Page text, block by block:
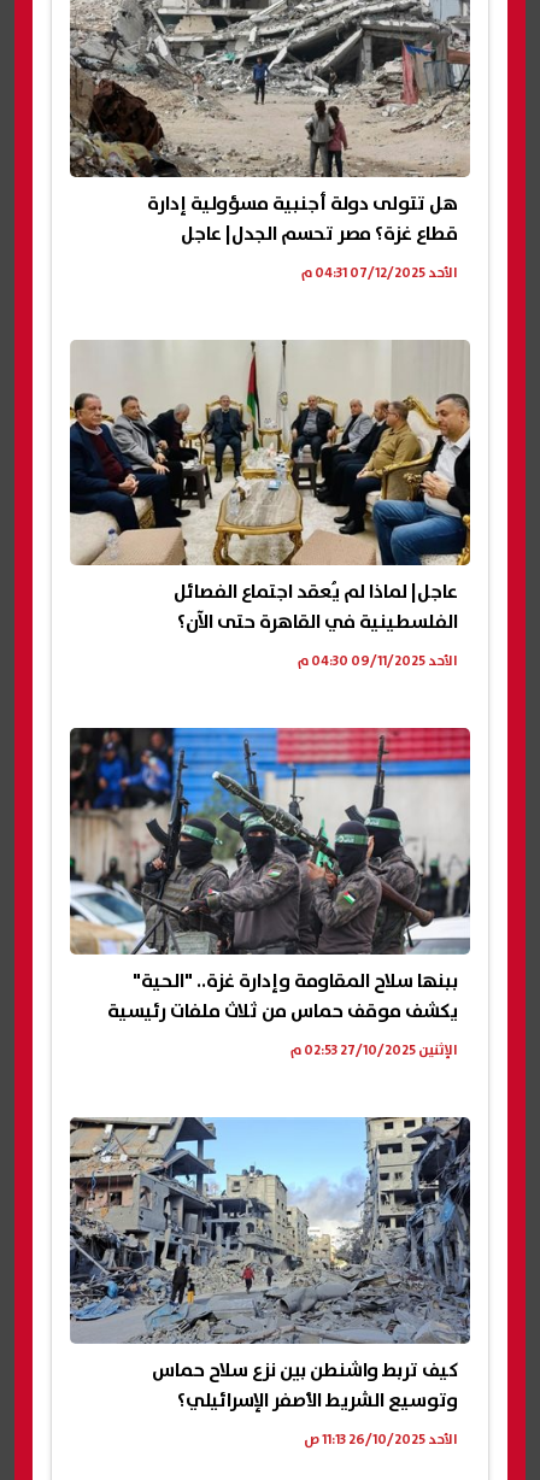
هل تتولى دولة أجنبية مسؤولية إدارة
قطاع غزة؟ مصر تحسم الجدل| عاجل
الأحد 07/12/2025 04:31 م
عاجل| لماذا لم يُعقد اجتماع الفصائل
الفلسطينية في القاهرة حتى الآن؟
الأحد 09/11/2025 04:30 م
ببنها سلاح المقاومة وإدارة غزة.. "الحية"
يكشف موقف حماس من ثلاث ملفات رئيسية
الإثنين 27/10/2025 02:53 م
كيف تربط واشنطن بين نزع سلاح حماس
وتوسيع الشريط الأصفر الإسرائيلي؟
الأحد 26/10/2025 11:13 ص